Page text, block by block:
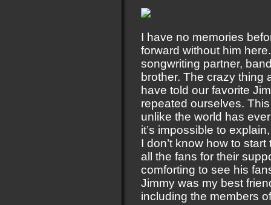
I have no memories
forward without him
songwriting partner,
brother. The crazy thing
have told our favorite
repeated ourselves.
unlike the world has
it’s impossible to
I don’t know how to
all the fans for their
comforting to see his
Jimmy was my best
including the members